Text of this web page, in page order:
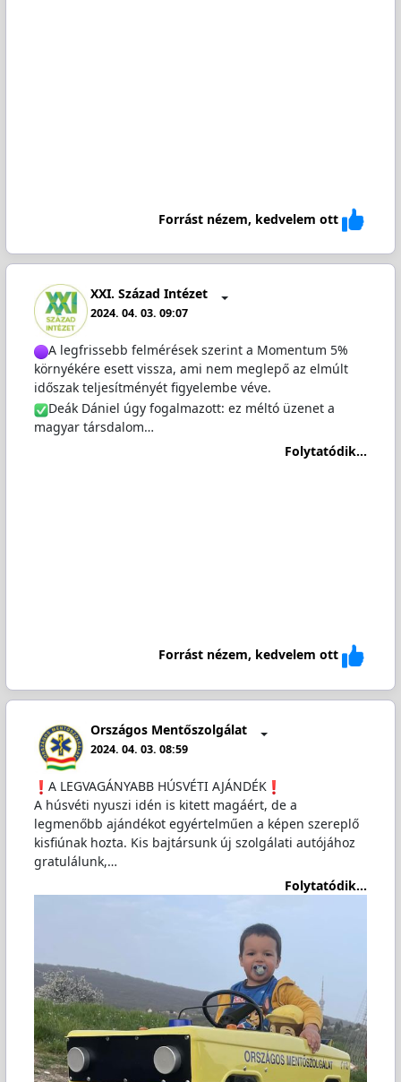
Forrást nézem, kedvelem ott
XXI. Század Intézet
2024. 04. 03. 09:07
A legfrissebb felmérések szerint a Momentum 5%
környékére esett vissza, ami nem meglepő az elmúlt
időszak teljesítményét figyelembe véve.
Deák Dániel úgy fogalmazott: ez méltó üzenet a
magyar társdalom…
Folytatódik...
Forrást nézem, kedvelem ott
Országos Mentőszolgálat
2024. 04. 03. 08:59
️A LEGVAGÁNYABB HÚSVÉTI AJÁNDÉK
A húsvéti nyuszi idén is kitett magáért, de a
legmenőbb ajándékot egyértelműen a képen szereplő
kisfiúnak hozta. Kis bajtársunk új szolgálati autójához
gratulálunk,…
Folytatódik...